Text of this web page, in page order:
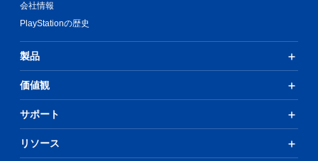
会社情報
PlayStationの歴史
製品
価値観
サポート
リソース